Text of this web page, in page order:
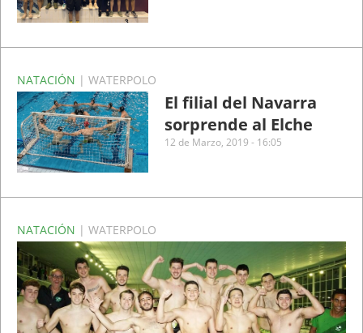
NATACIÓN | WATERPOLO
El filial del Navarra
sorprende al Elche
12 de Marzo, 2019 - 16:05
NATACIÓN | WATERPOLO